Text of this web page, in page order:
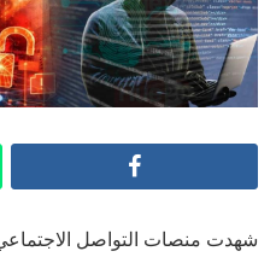
شهدت منصات التواصل